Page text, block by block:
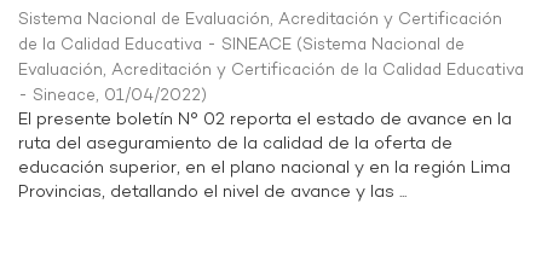
Sistema Nacional de Evaluación, Acreditación y Certificación
de la Calidad Educativa - SINEACE (Sistema Nacional de
Evaluación, Acreditación y Certificación de la Calidad Educativa
- Sineace, 01/04/2022)
El presente boletín N° 02 reporta el estado de avance en la
ruta del aseguramiento de la calidad de la oferta de
educación superior, en el plano nacional y en la región Lima
Provincias, detallando el nivel de avance y las ...